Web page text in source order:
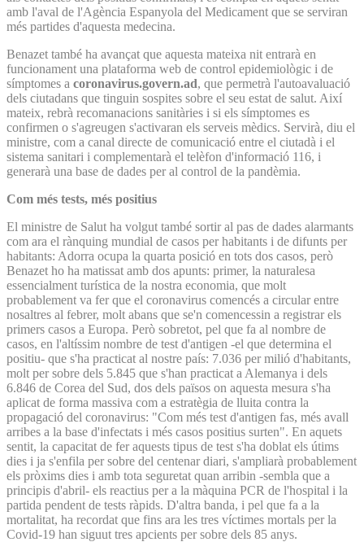
amb l'aval de l'Agència Espanyola del Medicament que se serviran
més partides d'aquesta medecina.
Benazet també ha avançat que aquesta mateixa nit entrarà en
funcionament una plataforma web de control epidemiològic i de
símptomes a coronavirus.govern.ad, que permetrà l'autoavaluació
dels ciutadans que tinguin sospites sobre el seu estat de salut. Així
mateix, rebrà recomanacions sanitàries i si els símptomes es
confirmen o s'agreugen s'activaran els serveis mèdics. Servirà, diu el
ministre, com a canal directe de comunicació entre el ciutadà i el
sistema sanitari i complementarà el telèfon d'informació 116, i
generarà una base de dades per al control de la pandèmia.
Com més tests, més positius
El ministre de Salut ha volgut també sortir al pas de dades alarmants
com ara el rànquing mundial de casos per habitants i de difunts per
habitants: Adorra ocupa la quarta posició en tots dos casos, però
Benazet ho ha matissat amb dos apunts: primer, la naturalesa
essencialment turística de la nostra economia, que molt
probablement va fer que el coronavirus comencés a circular entre
nosaltres al febrer, molt abans que se'n comencessin a registrar els
primers casos a Europa. Però sobretot, pel que fa al nombre de
casos, en l'altíssim nombre de test d'antigen -el que determina el
positiu- que s'ha practicat al nostre país: 7.036 per milió d'habitants,
molt per sobre dels 5.845 que s'han practicat a Alemanya i dels
6.846 de Corea del Sud, dos dels països on aquesta mesura s'ha
aplicat de forma massiva com a estratègia de lluita contra la
propagació del coronavirus: "Com més test d'antigen fas, més avall
arribes a la base d'infectats i més casos positius surten". En aquets
sentit, la capacitat de fer aquests tipus de test s'ha doblat els útims
dies i ja s'enfila per sobre del centenar diari, s'ampliarà probablement
els pròxims dies i amb tota seguretat quan arribin -sembla que a
principis d'abril- els reactius per a la màquina PCR de l'hospital i la
partida pendent de tests ràpids. D'altra banda, i pel que fa a la
mortalitat, ha recordat que fins ara les tres víctimes mortals per la
Covid-19 han siguut tres apcients per sobre dels 85 anys.